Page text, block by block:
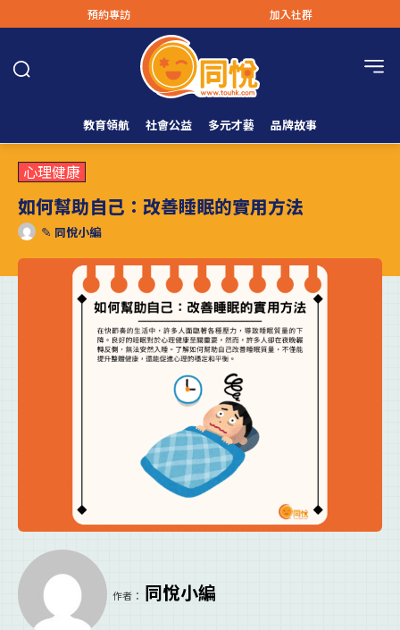
預約專訪 加入社群
教育領航 社會公益 多元才藝 品牌故事
心理健康
如何幫助自己：改善睡眠的實用方法
✎ 同悅小編
作者： 同悅小編